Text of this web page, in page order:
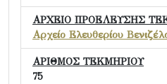
ΑΡΧΕΙΟ ΠΡΟΕΛΕΥΣΗΣ
Αρχείο Ελευθερίου
ΑΡΙΘΜΟΣ ΤΕΚΜΗΡΙΟΥ
75